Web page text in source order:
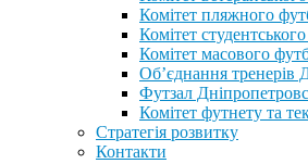
Комітет пляжного
Комітет
Комітет масового
Обʼєднання тренерів
Футзал
Комітет футнету та
Стратегія розвитку
Контакти